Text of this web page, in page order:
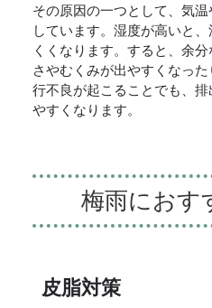
その原因の一つとして、気
しています。湿度が高いと
くくなります。すると、余分
さやむくみが出やすくなっ
行不良が起こることでも、
やすくなります。
梅雨におす
皮脂対策